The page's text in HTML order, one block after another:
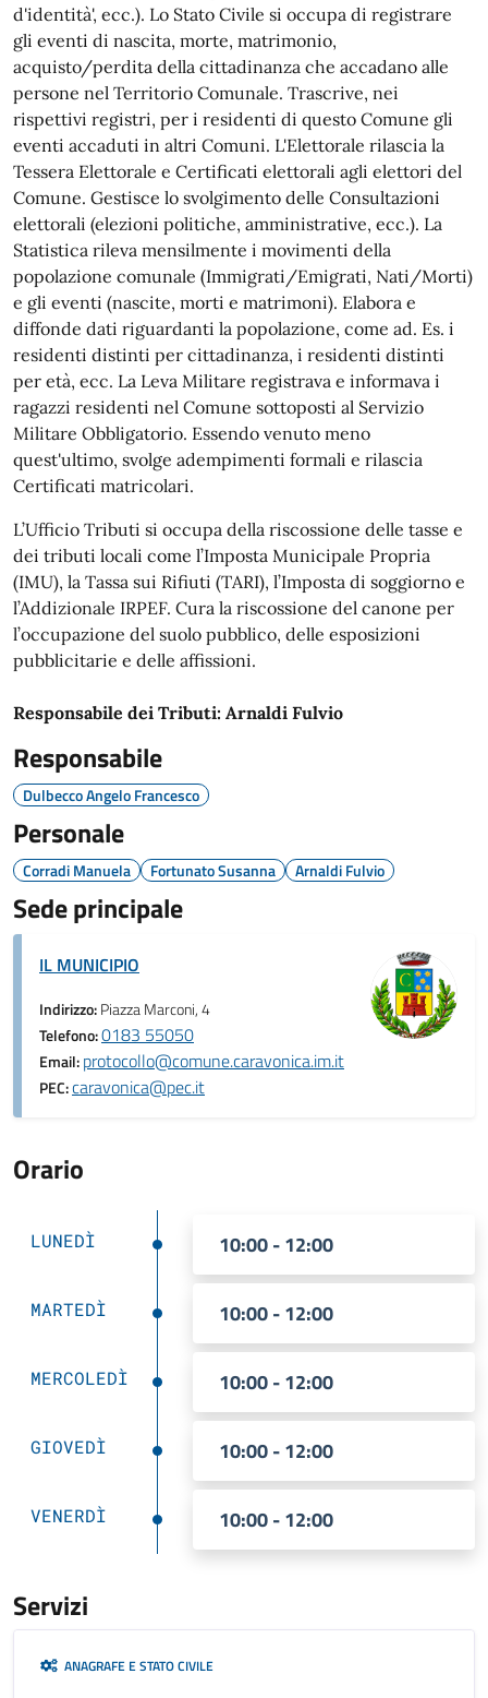
d'identità', ecc.). Lo Stato Civile si occupa di registrare
gli eventi di nascita, morte, matrimonio,
acquisto/perdita della cittadinanza che accadano alle
persone nel Territorio Comunale. Trascrive, nei
rispettivi registri, per i residenti di questo Comune gli
eventi accaduti in altri Comuni. L'Elettorale rilascia la
Tessera Elettorale e Certificati elettorali agli elettori del
Comune. Gestisce lo svolgimento delle Consultazioni
elettorali (elezioni politiche, amministrative, ecc.). La
Statistica rileva mensilmente i movimenti della
popolazione comunale (Immigrati/Emigrati, Nati/Morti)
e gli eventi (nascite, morti e matrimoni). Elabora e
diffonde dati riguardanti la popolazione, come ad. Es. i
residenti distinti per cittadinanza, i residenti distinti
per età, ecc. La Leva Militare registrava e informava i
ragazzi residenti nel Comune sottoposti al Servizio
Militare Obbligatorio. Essendo venuto meno
quest'ultimo, svolge adempimenti formali e rilascia
Certificati matricolari.
L’Ufficio Tributi si occupa della riscossione delle tasse e
dei tributi locali come l’Imposta Municipale Propria
(IMU), la Tassa sui Rifiuti (TARI), l’Imposta di soggiorno e
l’Addizionale IRPEF. Cura la riscossione del canone per
l’occupazione del suolo pubblico, delle esposizioni
pubblicitarie e delle affissioni.
Responsabile dei Tributi: Arnaldi Fulvio
Responsabile
Dulbecco Angelo Francesco
Personale
Corradi Manuela Fortunato Susanna Arnaldi Fulvio
Sede principale
IL MUNICIPIO
Indirizzo:Piazza Marconi, 4
Telefono:0183 55050
Email:protocollo@comune.caravonica.im.it
PEC:caravonica@pec.it
Orario
LUNEDÌ 10:00 - 12:00
MARTEDÌ 10:00 - 12:00
MERCOLEDÌ 10:00 - 12:00
GIOVEDÌ 10:00 - 12:00
VENERDÌ 10:00 - 12:00
Servizi
ANAGRAFE E STATO CIVILE